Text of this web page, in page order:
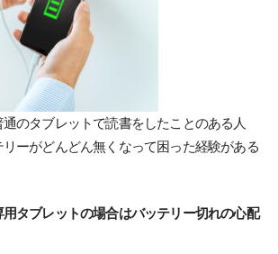
のタブレットで読書をしたことのある人
ーがどんどん無くなって困った経験がある
用タブレットの場合はバッテリー切れの心配